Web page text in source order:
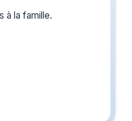
à la famille.